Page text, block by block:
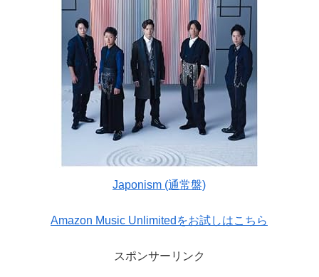
Japonism (通常盤)
Amazon Music Unlimitedをお試しはこちら
スポンサーリンク